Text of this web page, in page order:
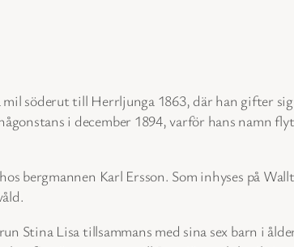
söderut till Herrljunga 1863, där han gifter
i december 1894, varför hans namn
bergmannen Karl Ersson. Som inhyses på
Stina Lisa tillsammans med sina sex barn i